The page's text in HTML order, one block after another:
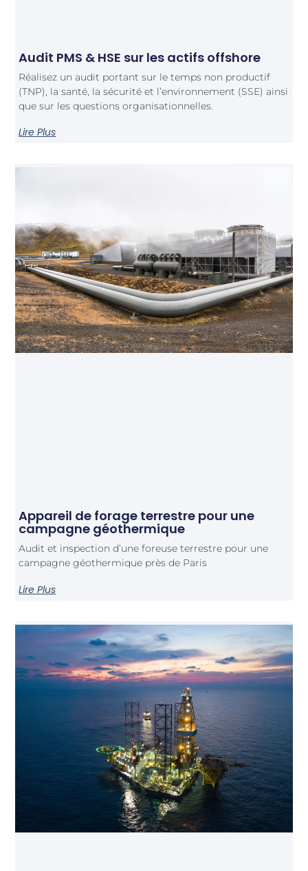
Audit PMS & HSE sur les actifs offshore
Réalisez un audit portant sur le temps non productif
(TNP), la santé, la sécurité et l’environnement (SSE) ainsi
que sur les questions organisationnelles.
Lire Plus
Appareil de forage terrestre pour une
campagne géothermique
Audit et inspection d’une foreuse terrestre pour une
campagne géothermique près de Paris
Lire Plus